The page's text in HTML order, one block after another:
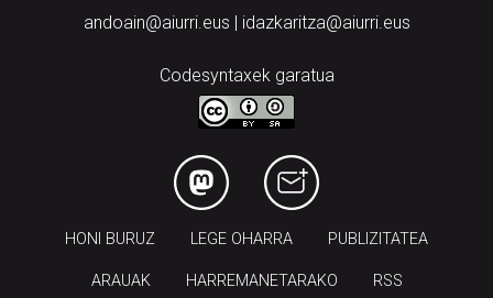
andoain@aiurri.eus | idazkaritza@aiurri.eus
Codesyntaxek garatua
HONI BURUZ LEGE OHARRA PUBLIZITATEA
ARAUAK HARREMANETARAKO RSS